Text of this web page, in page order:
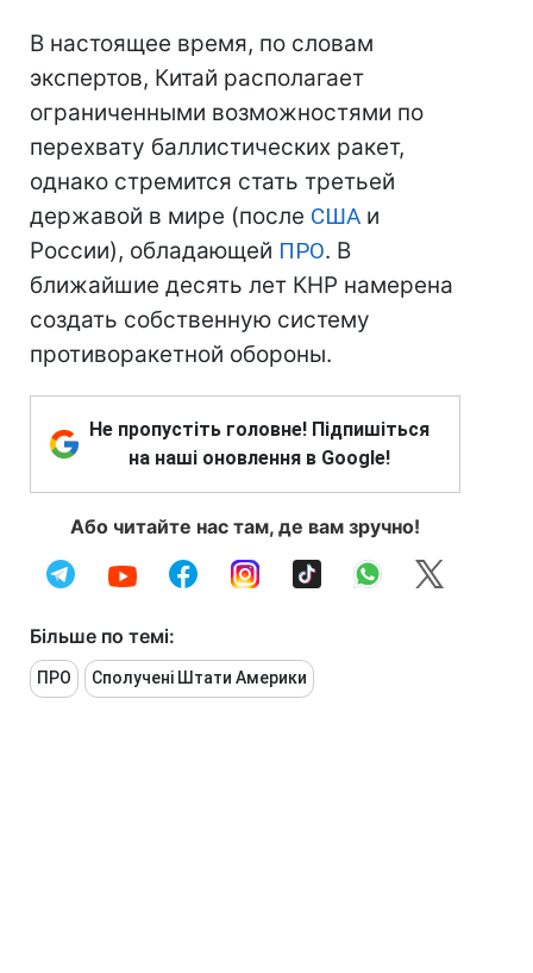
В настоящее время, по словам
экспертов, Китай располагает
ограниченными возможностями по
перехвату баллистических ракет,
однако стремится стать третьей
державой в мире (после США и
России), обладающей ПРО. В
ближайшие десять лет КНР намерена
создать собственную систему
противоракетной обороны.
Не пропустіть головне! Підпишіться
на наші оновлення в Google!
Або читайте нас там, де вам зручно!
Більше по темі:
ПРО Сполучені Штати Америки